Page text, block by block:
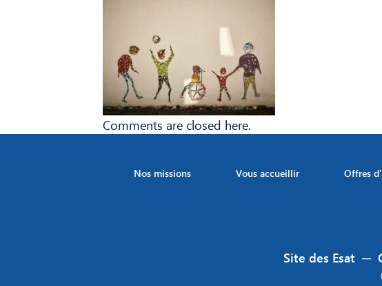
Comments are closed here.
Nos missions Vous accueillir Offres
Site des Esat ─